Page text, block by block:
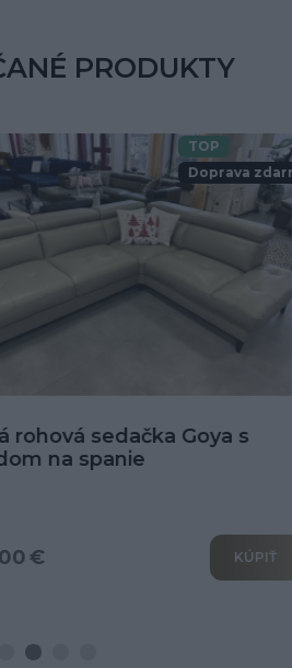
PRODUKTY
TOP
Doprava zdarma
sedačka Goya s
spanie